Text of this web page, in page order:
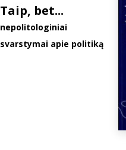
Taip, bet...
nepolitologiniai
svarstymai apie politiką